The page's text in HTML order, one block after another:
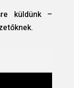
küldünk –